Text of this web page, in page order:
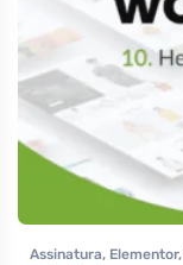
Assinatura, Elementor,